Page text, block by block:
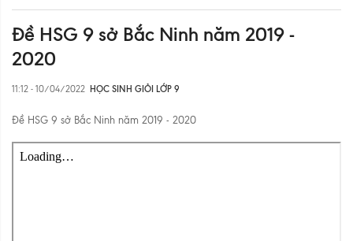
Đề HSG 9 sở Bắc Ninh năm 2019 -
2020
11:12 - 10/04/2022 HỌC SINH GIỎI LỚP 9
Đề HSG 9 sở Bắc Ninh năm 2019 - 2020